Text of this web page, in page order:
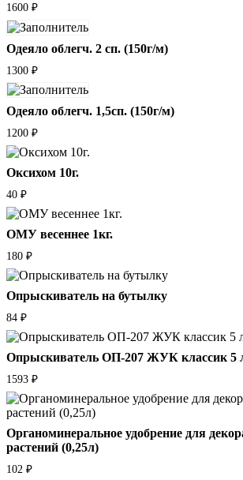
1600 ₽
Одеяло облегч. 2 сп. (150г/м)
1300 ₽
Одеяло облегч. 1,5сп. (150г/м)
1200 ₽
Оксихом 10г.
40 ₽
ОМУ весеннее 1кг.
180 ₽
Опрыскиватель на бутылку
84 ₽
Опрыскиватель ОП-207 ЖУК классик 5
1593 ₽
Органоминеральное удобрение для
растений (0,25л)
102 ₽